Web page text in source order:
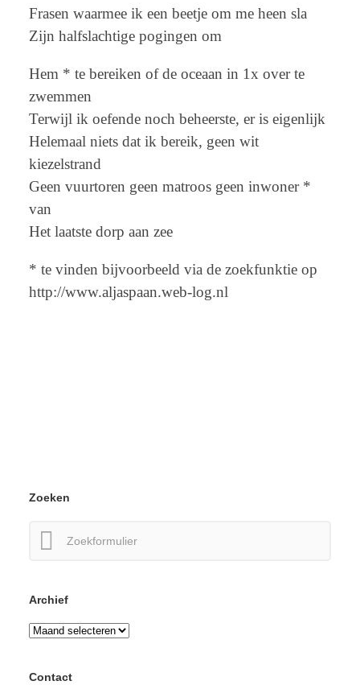
Frasen waarmee ik een beetje om me heen sla
Zijn halfslachtige pogingen om
Hem * te bereiken of de oceaan in 1x over te
zwemmen
Terwijl ik oefende noch beheerste, er is eigenlijk
Helemaal niets dat ik bereik, geen wit
kiezelstrand
Geen vuurtoren geen matroos geen inwoner *
van
Het laatste dorp aan zee
* te vinden bijvoorbeeld via de zoekfunktie op
http://www.aljaspaan.web-log.nl
Zoeken
Zoeken
Archief
Archief
Contact